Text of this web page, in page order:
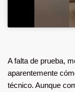
A falta de prueba,
aparentemente
técnico. Aunque